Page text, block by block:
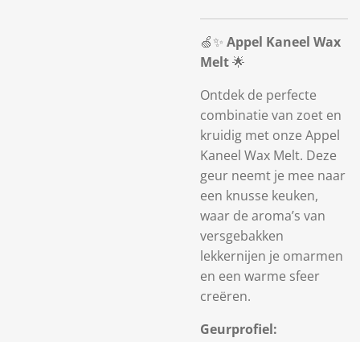
🍏✨ Appel Kaneel Wax
Melt🌟
Ontdek de perfecte
combinatie van zoet en
kruidig met onze Appel
Kaneel Wax Melt. Deze
geur neemt je mee naar
een knusse keuken,
waar de aroma’s van
versgebakken
lekkernijen je omarmen
en een warme sfeer
creëren.
Geurprofiel: